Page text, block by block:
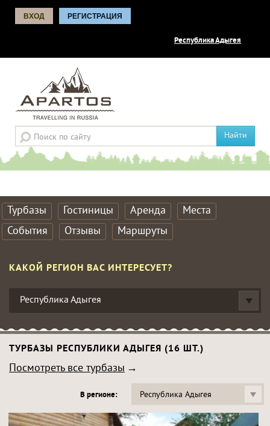
ВХОД РЕГИСТРАЦИЯ
Республика Адыгея
Найти
Турбазы Гостиницы Аренда
Места
События
Отзывы Маршруты
КАКОЙ РЕГИОН ВАС ИНТЕРЕСУЕТ?
Республика Адыгея
ТУРБАЗЫ РЕСПУБЛИКИ АДЫГЕЯ (16 ШТ.)
Посмотреть все турбазы
В регионе: Республика Адыгея